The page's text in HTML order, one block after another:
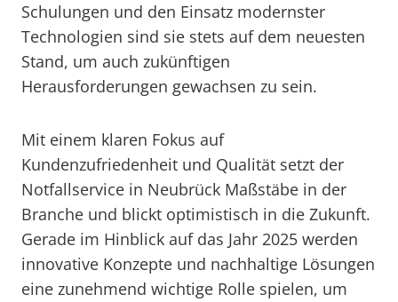
Schulungen und den Einsatz modernster
Technologien sind sie stets auf dem neuesten
Stand, um auch zukünftigen
Herausforderungen gewachsen zu sein.
Mit einem klaren Fokus auf
Kundenzufriedenheit und Qualität setzt der
Notfallservice in Neubrück Maßstäbe in der
Branche und blickt optimistisch in die Zukunft.
Gerade im Hinblick auf das Jahr 2025 werden
innovative Konzepte und nachhaltige Lösungen
eine zunehmend wichtige Rolle spielen, um